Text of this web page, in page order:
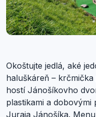
Okoštujte jedlá, aké
haluškáreň –
hostí Jánošíkovho
plastikami a
Juraja Jánošíka.